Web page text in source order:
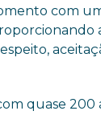
com
quase 200